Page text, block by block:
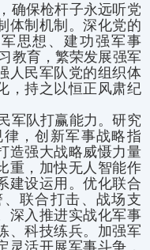
确保枪杆子永远听党
体制机制。深化党的
思想、建功强军事
教育，繁荣发展强军
人民军队党的组织体
，持之以恒正风肃纪
军队打赢能力。研究
，创新军事战略指
造强大战略威慑力量
重，加快无人智能作
建设运用。优化联合
联合打击、战场支
深入推进实战化军事
、科技练兵。加强军
灵活开展军事斗争，